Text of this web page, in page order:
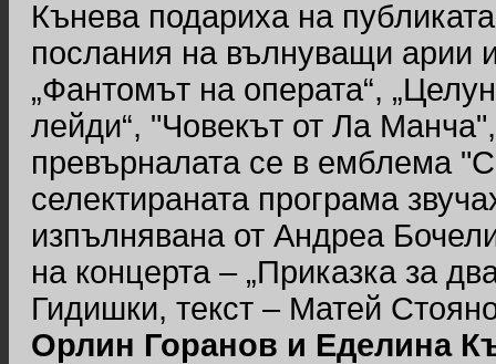
Кънева подариха на
послания на вълнуващи арии
„Фантомът на операта“,
лейди“, "Човекът от Ла
превърналата се в емблема
селектираната програма
изпълнявана от Андреа
на концерта – „Приказка за
Гидишки, текст – Матей
Орлин Горанов и Еделина